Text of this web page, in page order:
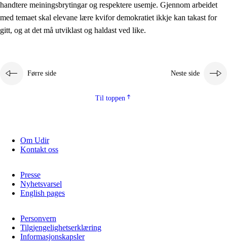
2.5.1 Folkehelse og livsmeistring
2.5.2 Demokrati og medborgarskap
handtere meiningsbrytingar og respektere usemje. Gjennom arbeidet
med temaet skal elevane lære kvifor demokratiet ikkje kan takast for
gitt, og at det må utviklast og haldast ved like.
Førre side Neste side
Til toppen
Om Udir
Kontakt oss
Presse
Nyhetsvarsel
English pages
Personvern
Tilgjengelighetserklæring
Informasjonskapsler